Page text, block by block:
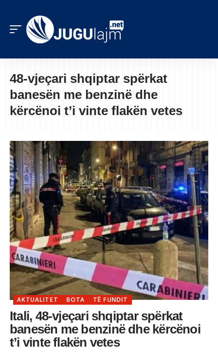
48-vjeçari shqiptar spërkat
banesën me benzinë dhe
kërcënoi t’i vinte flakën vetes
AKTUALITET BOTA TË FUNDIT
Itali, 48-vjeçari shqiptar spërkat
banesën me benzinë dhe kërcënoi
t’i vinte flakën vetes